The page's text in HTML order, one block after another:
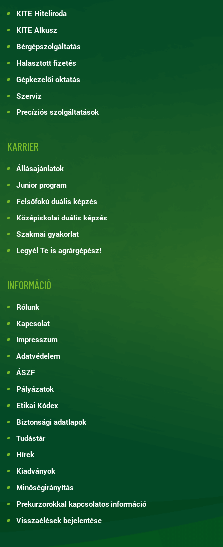
KITE Hiteliroda
KITE Alkusz
Bérgépszolgáltatás
Halasztott fizetés
Gépkezelői oktatás
Szerviz
Precíziós szolgáltatások
KARRIER
Állásajánlatok
Junior program
Felsőfokú duális képzés
Középiskolai duális képzés
Szakmai gyakorlat
Legyél Te is agrárgépész!
INFORMÁCIÓ
Rólunk
Kapcsolat
Impresszum
Adatvédelem
ÁSZF
Pályázatok
Etikai Kódex
Biztonsági adatlapok
Tudástár
Hírek
Kiadványok
Minőségirányítás
Prekurzorokkal kapcsolatos információ
Visszaélések bejelentése